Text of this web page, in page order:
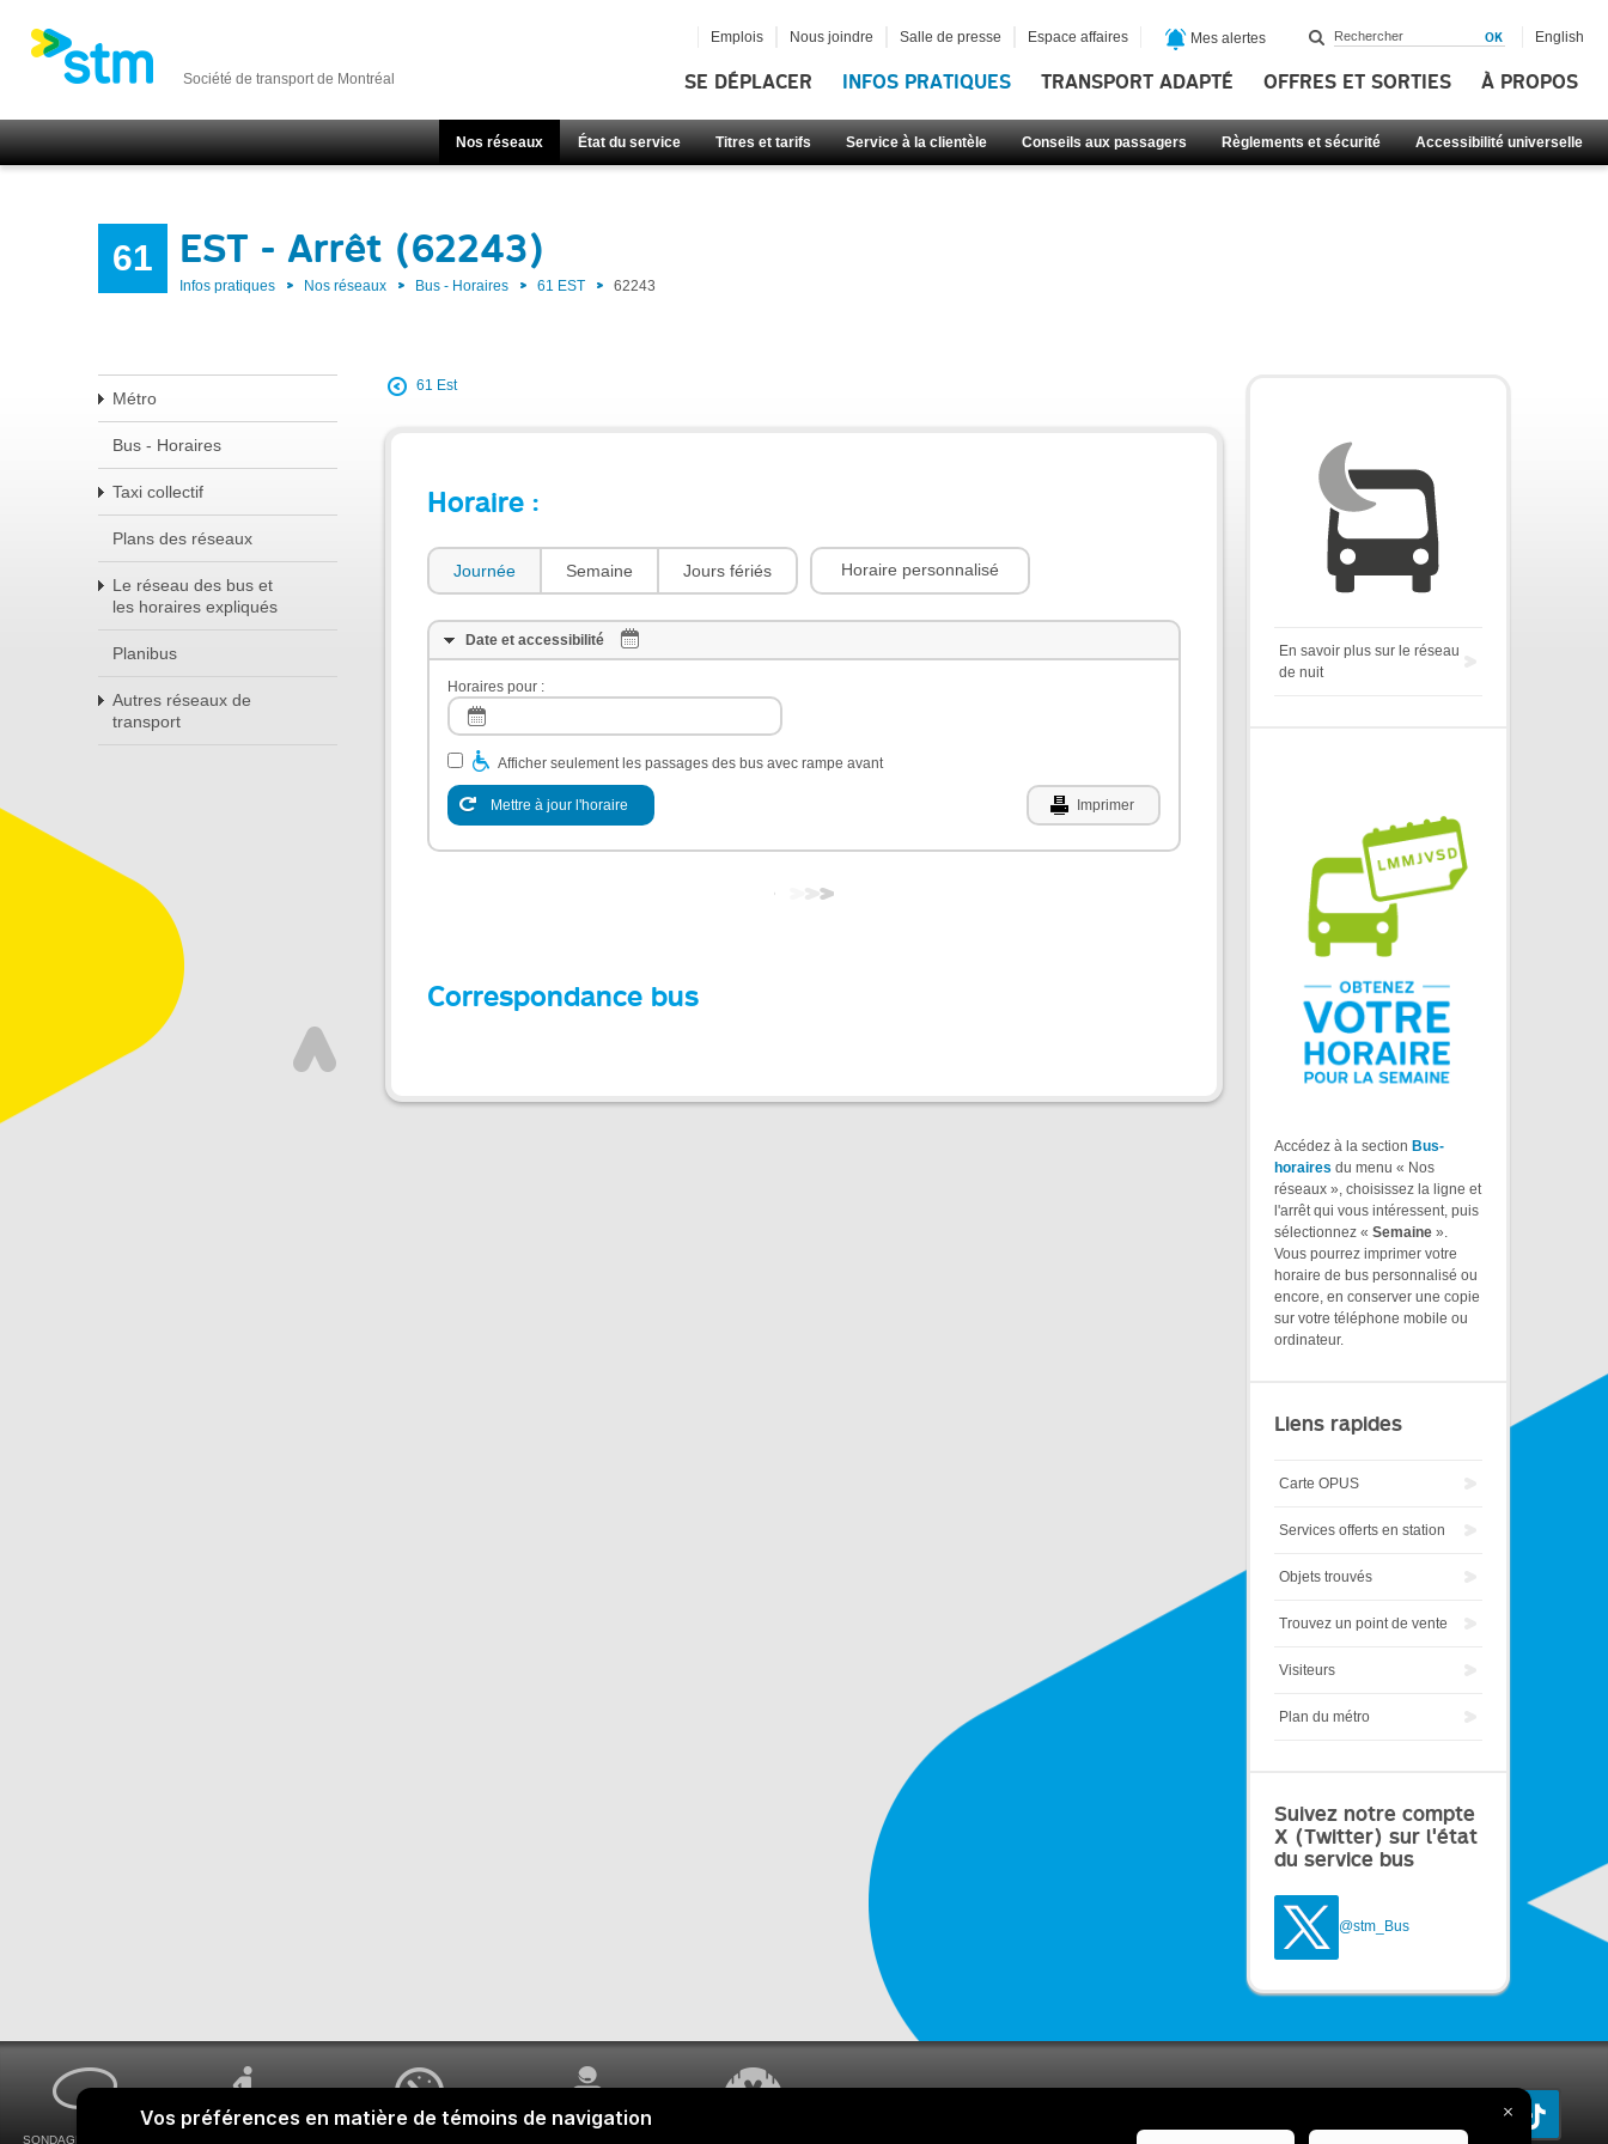
Société de transport de Montréal SE DÉPLACER INFOS PRATIQUES TRANSPORT ADAPTÉ OFFRES ET SORTIES À PROPOS
Nos réseaux État du service Titres et tarifs Service à la clientèle Conseils aux passagers Règlements et sécurité Accessibilité universelle
Emplois Nous joindre Salle de presse Espace affaires Mes alertes English
61 EST - Arrêt (62243)
Infos pratiques Nos réseaux Bus - Horaires 61 EST 62243
Métro
Bus - Horaires
Taxi collectif
Plans des réseaux
Le réseau des bus et
les horaires expliqués
Planibus
Autres réseaux de
transport
61 Est
Horaire :
Journée Semaine Jours fériés Horaire personnalisé
Date et accessibilité
Horaires pour :
Afficher seulement les passages des bus avec rampe avant
Mettre à jour l'horaire Imprimer
Correspondance bus
En savoir plus sur le réseau
de nuit
Accédez à la section Bus-
horaires du menu « Nos
réseaux », choisissez la ligne et
l'arrêt qui vous intéressent, puis
sélectionnez « Semaine ».
Vous pourrez imprimer votre
horaire de bus personnalisé ou
encore, en conserver une copie
sur votre téléphone mobile ou
ordinateur.
Liens rapides
Carte OPUS
Services offerts en station
Objets trouvés
Trouvez un point de vente
Visiteurs
Plan du métro
Suivez notre compte
X (Twitter) sur l'état
du service bus
@stm_Bus
SONDAGES MA VOIX